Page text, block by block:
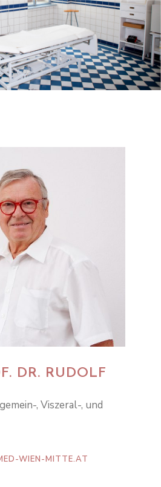
DR. RUDOLF
, Viszeral-, und
WIEN-MITTE.AT